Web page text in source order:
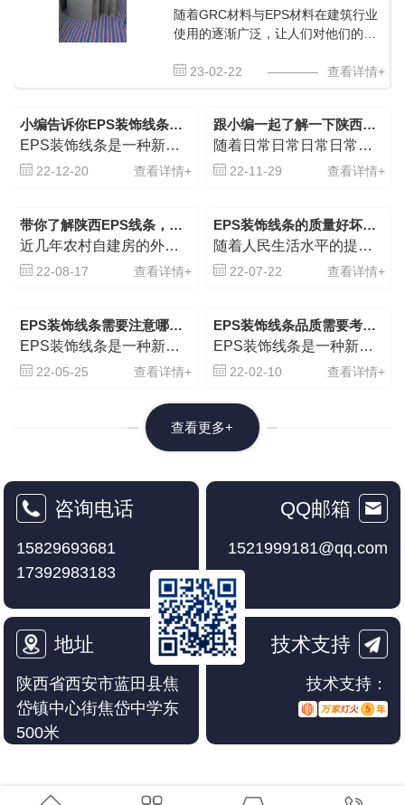
随着GRC材料与EPS材料在建筑行业
使用的逐渐广泛，让人们对他们的熟
呢？材质区别：GRC装饰构件主要以
英...
23-02-22 ———— 查看详情+
小编告诉你EPS装饰线条需要注意哪些事项？
EPS装饰线条是一种新型的外墙装饰线，是由高阻燃B1级防火的聚苯板为主体，粘贴耐碱玻璃纤维网格布，加以特殊的界面砂粘结复合而成的环保节能..装饰建材产品。EPS装饰线条作为一种新型环保建材产品，它的施...
22-12-20 查看详情+
跟小编一起了解一下陕西EPS装饰线条吧
随着日常日常日常日常日常生活水平的提高，对住宅的新房装修预期效果要求也越来越高，设计装饰线框在装修时能起到画龙点睛的作用，深受设计师和消费者的喜欢。陕西EPS装饰线条不仅别具一格，而且它解决的了EPS文化传承等传统墙面装饰方案设计预制件构件预制构件预制件预制构件在墙面安装后会不可避免地发生的冷、形变情况等众多难题，且不...
22-11-29 查看详情+
带你了解陕西EPS线条，这用处大了去了！
近几年农村自建房的外观美观程度有了很大提升，高端大气的欧式别墅深受自建房业主的喜爱。这种欧式风格的外墙上都会用到的一种材料，那就是EPS线条。陕西EPS线条不仅美观，而且它解决的了EPS雕塑等传统外墙...
22-08-17 查看详情+
EPS装饰线条的质量好坏如何判别
随着人民生活水平的提高，对居室的装修效果要求也越来越高，装饰线条在装修中能起到画龙点睛的作用，深受设计师和消费者的喜欢。EPS装饰线条不仅美观，而且它解决的了EPS雕塑等传统外墙建筑装饰构件在墙面安装...
22-07-22 查看详情+
EPS装饰线条需要注意哪些事项？
EPS装饰线条是一种新型的外墙装饰线，是由高阻燃B1级防火的聚苯板为主体，粘贴耐碱玻璃纤维网格布，加以特殊的界面砂粘结复合而成的环保节能..装饰建材产品。EPS装饰线条作为一种新型环保建材产品，它的施...
22-05-25 查看详情+
EPS装饰线条品质需要考虑哪些因素？
EPS装饰线条是一种新型的外墙装饰线，是由高阻燃B1级防火的聚苯板为主体，粘贴耐碱玻璃纤维网格布，加以特殊的界面砂浆粘结复合而成的环保节能**装饰建材产品。**，小编就给大家介绍下，EPS装饰线条品质...
22-02-10 查看详情+
查看更多+
咨询电话
15829693681
17392983183
QQ邮箱
1521999181@qq.com
地址
陕西省西安市蓝田县焦
岱镇中心街焦岱中学东
500米
技术支持
技术支持：